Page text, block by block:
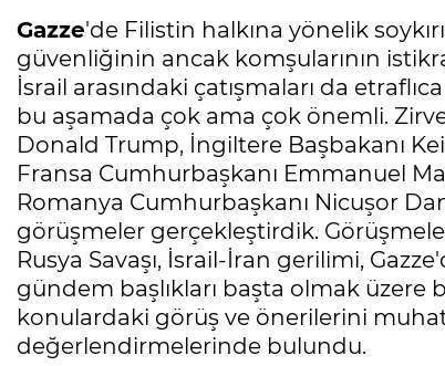
Gazze'de Filistin halkına yönelik
güvenliğinin ancak komşularının
İsrail arasındaki çatışmaları da
bu aşamada çok ama çok önemli.
Donald Trump, İngiltere Başbakanı
Fransa Cumhurbaşkanı Emmanuel
Romanya Cumhurbaşkanı Nicuşor
görüşmeler gerçekleştirdik.
Rusya Savaşı, İsrail-İran gerilimi,
gündem başlıkları başta olmak üzere
konulardaki görüş ve önerilerini
değerlendirmelerinde bulundu.